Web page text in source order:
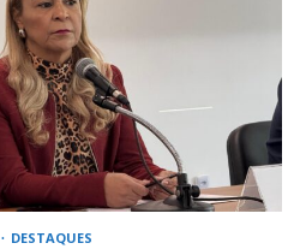
DESTAQUES